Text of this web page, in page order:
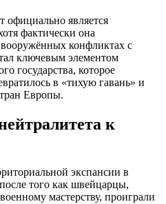
официально является
фактически она
вооружённых конфликтах с
ключевым элементом
государства, которое
в «тихую гавань» и
Европы.
к
экспансии в
того как швейцарцы,
мастерству, проиграли